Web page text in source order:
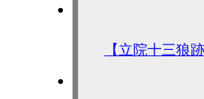
【立院十三